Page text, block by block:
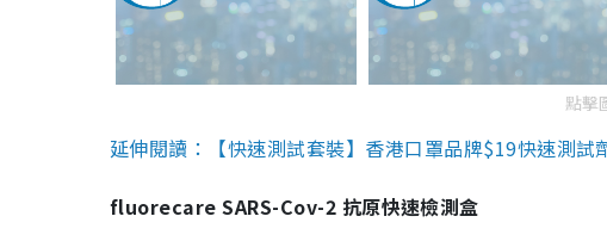
點擊
延伸閱讀：【快速測試套裝】香港口罩品牌$19快速測
fluorecare SARS-Cov-2 抗原快速檢測盒